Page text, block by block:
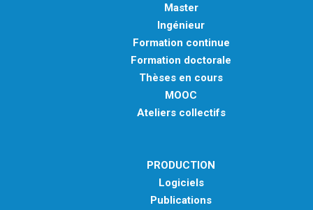
Master
Ingénieur
Formation continue
Formation doctorale
Thèses en cours
MOOC
Ateliers collectifs
PRODUCTION
Logiciels
Publications